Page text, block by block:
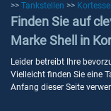
>> Tankstellen >>
Finden Sie auf
Marke Shell in
Leider betreibt Ihre
Vielleicht finden Sie eine
Anfang dieser Seite